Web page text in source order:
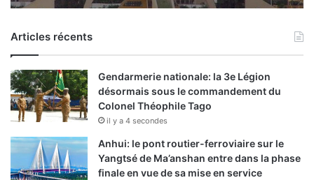
Articles récents
Gendarmerie nationale: la 3e Légion
désormais sous le commandement du
Colonel Théophile Tago
il y a 4 secondes
Anhui: le pont routier-ferroviaire sur le
Yangtsé de Ma’anshan entre dans la phase
finale en vue de sa mise en service